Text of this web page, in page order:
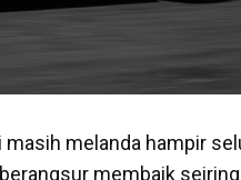
melanda hampir
membaik seiring